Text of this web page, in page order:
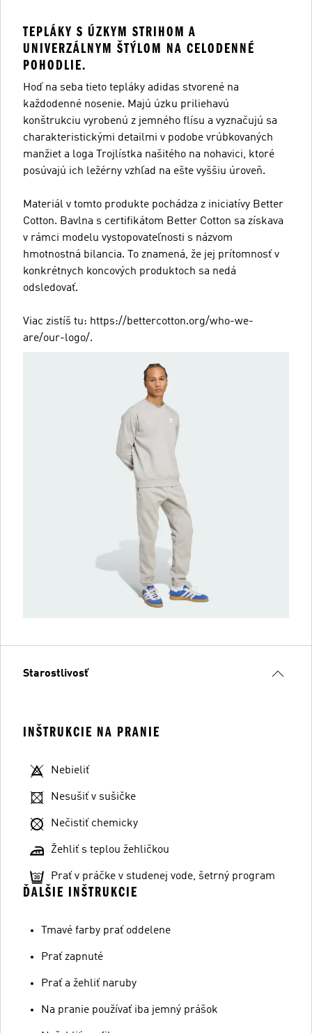
TEPLÁKY S ÚZKYM STRIHOM A
UNIVERZÁLNYM ŠTÝLOM NA CELODENNÉ
POHODLIE.
Hoď na seba tieto tepláky adidas stvorené na
každodenné nosenie. Majú úzku priliehavú
konštrukciu vyrobenú z jemného flísu a vyznačujú sa
charakteristickými detailmi v podobe vrúbkovaných
manžiet a loga Trojlístka našitého na nohavici, ktoré
posúvajú ich ležérny vzhľad na ešte vyššiu úroveň.
Materiál v tomto produkte pochádza z iniciatívy Better
Cotton. Bavlna s certifikátom Better Cotton sa získava
v rámci modelu vystopovateľnosti s názvom
hmotnostná bilancia. To znamená, že jej prítomnosť v
konkrétnych koncových produktoch sa nedá
odsledovať.
Viac zistíš tu: https://bettercotton.org/who-we-
are/our-logo/.
Starostlivosť
INŠTRUKCIE NA PRANIE
Nebieliť
Nesušiť v sušičke
Nečistiť chemicky
Žehliť s teplou žehličkou
Prať v práčke v studenej vode, šetrný program
ĎALŠIE INŠTRUKCIE
Tmavé farby prať oddelene
Prať zapnuté
Prať a žehliť naruby
Na pranie používať iba jemný prášok